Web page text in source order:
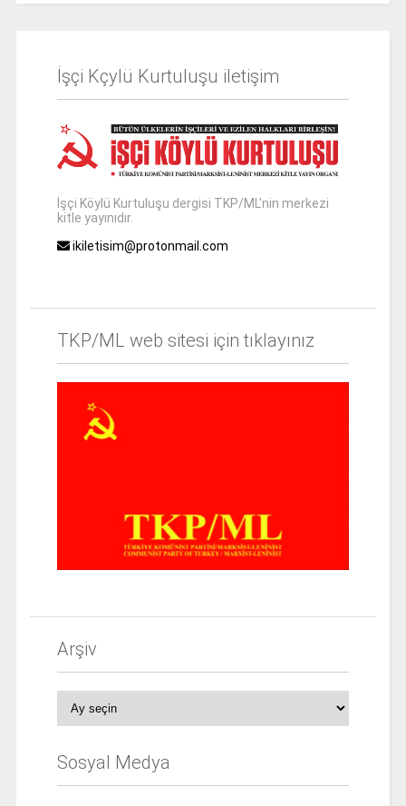
İşçi Kçylü Kurtuluşu iletişim
İşçi Köylü Kurtuluşu dergisi TKP/ML'nin merkezi
kitle yayınıdır.
ikiletisim@protonmail.com
TKP/ML web sitesi için tıklayınız
Arşiv
Sosyal Medya